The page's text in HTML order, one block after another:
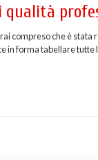
compreso che è stata
in forma tabellare